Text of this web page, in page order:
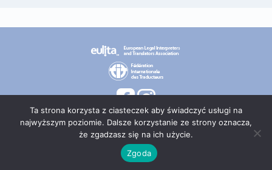
© 2026 PT TEPIS
Ta strona korzysta z ciasteczek aby świadczyć usługi na
najwyższym poziomie. Dalsze korzystanie ze strony oznacza,
że zgadzasz się na ich użycie.
Zgoda